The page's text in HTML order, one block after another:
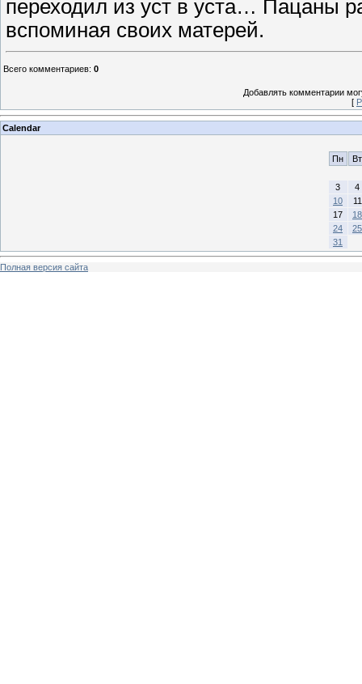
переходил из уст в уста… Пацаны
вспоминая своих матерей.
Всего комментариев: 0
Добавлять комментарии
[
Calendar
Пн Вт
3
4
10
11
17
18
24
25
31
Полная версия сайта